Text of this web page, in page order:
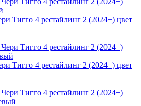
Тигго 4 рестайлинг 2 (2024+) цвет
Тигго 4 рестайлинг 2 (2024+) цвет